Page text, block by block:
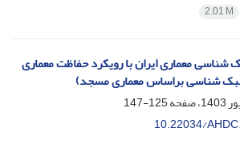
2.01 M
شناسی معماری ایران با رویکرد حفاظت معماری
شناسی براساس معماری مسجد)
125-147
10.22034/